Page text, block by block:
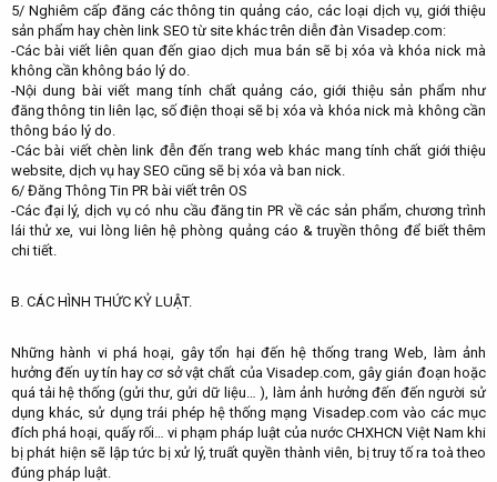
5/ Nghiêm cấp đăng các thông tin quảng cáo, các loại dịch vụ, giới thiệu
sản phẩm hay chèn link SEO từ site khác trên diễn đàn Visadep.com:
-Các bài viết liên quan đến giao dịch mua bán sẽ bị xóa và khóa nick mà
không cần không báo lý do.
-Nội dung bài viết mang tính chất quảng cáo, giới thiệu sản phẩm như
đăng thông tin liên lạc, số điện thoại sẽ bị xóa và khóa nick mà không cần
thông báo lý do.
-Các bài viết chèn link đễn đến trang web khác mang tính chất giới thiệu
website, dịch vụ hay SEO cũng sẽ bị xóa và ban nick.
6/ Đăng Thông Tin PR bài viết trên OS
-Các đại lý, dịch vụ có nhu cầu đăng tin PR về các sản phẩm, chương trình
lái thử xe, vui lòng liên hệ phòng quảng cáo & truyền thông để biết thêm
chi tiết.
B. CÁC HÌNH THỨC KỶ LUẬT.
Những hành vi phá hoại, gây tổn hại đến hệ thống trang Web, làm ảnh
hưởng đến uy tín hay cơ sở vật chất của Visadep.com, gây gián đoạn hoặc
quá tải hệ thống (gửi thư, gửi dữ liệu… ), làm ảnh hưởng đến đến người sử
dụng khác, sử dụng trái phép hệ thống mạng Visadep.com vào các mục
đích phá hoại, quấy rối… vi phạm pháp luật của nước CHXHCN Việt Nam khi
bị phát hiện sẽ lập tức bị xử lý, truất quyền thành viên, bị truy tố ra toà theo
đúng pháp luật.